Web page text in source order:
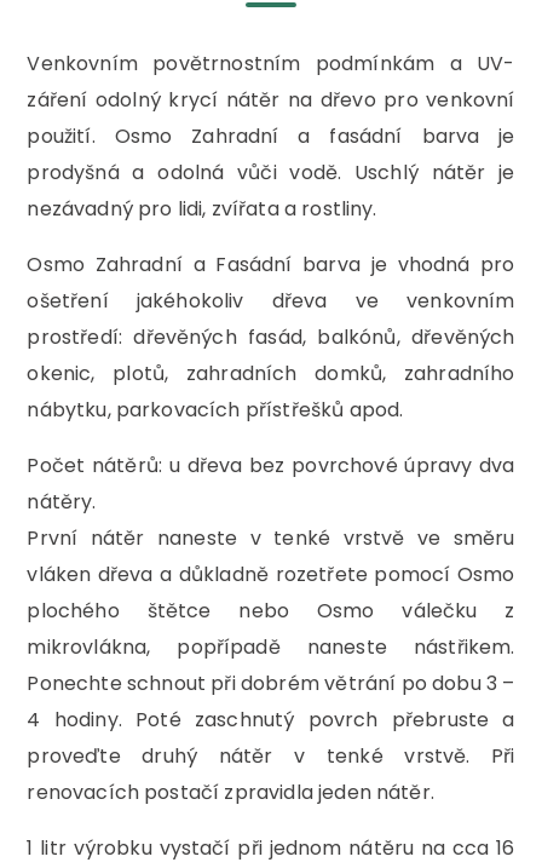
Venkovním povětrnostním podmínkám a UV-
záření odolný krycí nátěr na dřevo pro venkovní
použití. Osmo Zahradní a fasádní barva je
prodyšná a odolná vůči vodě. Uschlý nátěr je
nezávadný pro lidi, zvířata a rostliny.
Osmo Zahradní a Fasádní barva je vhodná pro
ošetření jakéhokoliv dřeva ve venkovním
prostředí: dřevěných fasád, balkónů, dřevěných
okenic, plotů, zahradních domků, zahradního
nábytku, parkovacích přístřešků apod.
Počet nátěrů: u dřeva bez povrchové úpravy dva
nátěry.
První nátěr naneste v tenké vrstvě ve směru
vláken dřeva a důkladně rozetřete pomocí Osmo
plochého štětce nebo Osmo válečku z
mikrovlákna, popřípadě naneste nástřikem.
Ponechte schnout při dobrém větrání po dobu 3 –
4 hodiny. Poté zaschnutý povrch přebruste a
proveďte druhý nátěr v tenké vrstvě. Při
renovacích postačí zpravidla jeden nátěr.
1 litr výrobku vystačí při jednom nátěru na cca 16